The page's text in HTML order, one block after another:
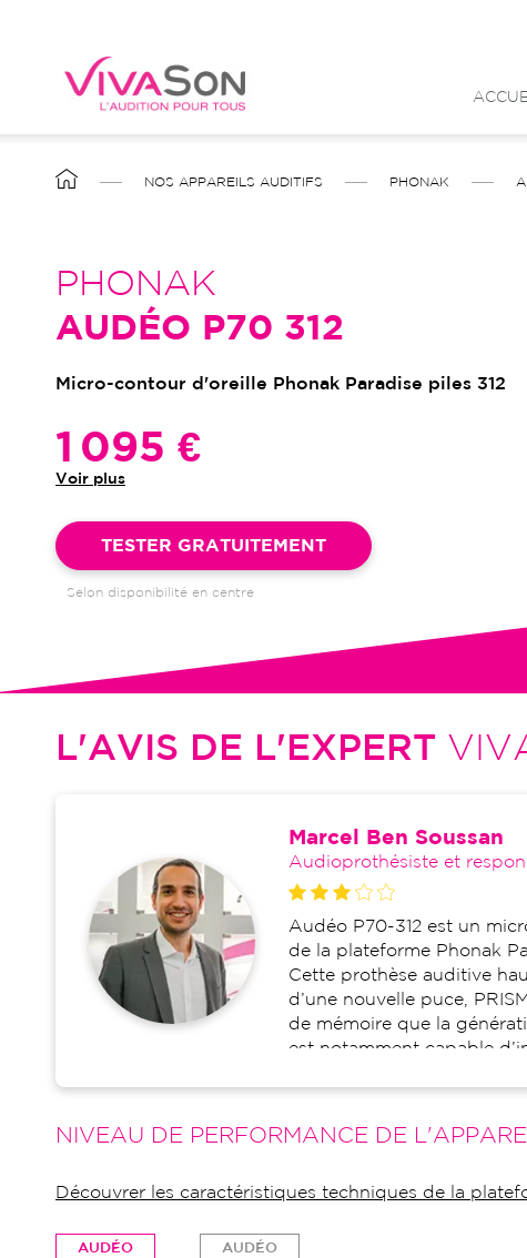
contenu
FIL
NOS APPAREILS AUDITIFS PHONAK
PHONAK
AUDÉO P70 312
Micro-contour d'oreille Phonak Paradise piles 312
1 095 €
Voir plus
TESTER GRATUITEMENT
Selon disponibilité en centre
L'AVIS DE L'EXPERT
Marcel Ben Soussan
Audioprothésiste et
Audéo P70-312 est un
de la plateforme Phonak
Cette prothèse auditive
d’une nouvelle puce,
de mémoire que la
est notamment capable
2.0 ainsi qu’à
automatiques. Cette aide
NIVEAU DE PERFORMANCE DE
Découvrer les caractéristiques techniques de la
AUDÉO
AUDÉO